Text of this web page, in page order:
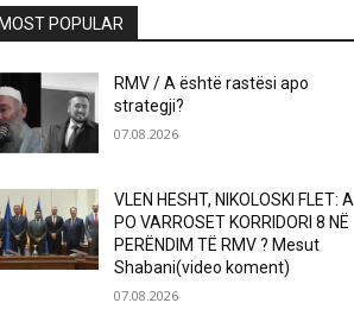
MOST POPULAR
RMV / A është rastësi apo
strategji?
07.08.2026
VLEN HESHT, NIKOLOSKI FLET: A
PO VARROSET KORRIDORI 8 NË
PERËNDIM TË RMV ? Mesut
Shabani(video koment)
07.08.2026